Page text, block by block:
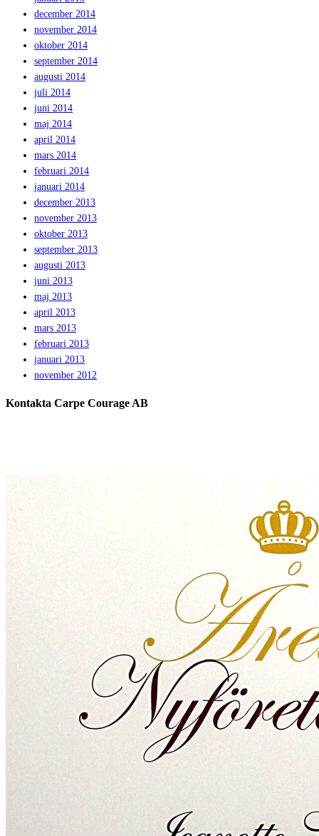
december 2014
november 2014
oktober 2014
september 2014
augusti 2014
juli 2014
juni 2014
maj 2014
april 2014
mars 2014
februari 2014
januari 2014
december 2013
november 2013
oktober 2013
september 2013
augusti 2013
juni 2013
maj 2013
april 2013
mars 2013
februari 2013
januari 2013
november 2012
Kontakta Carpe Courage AB